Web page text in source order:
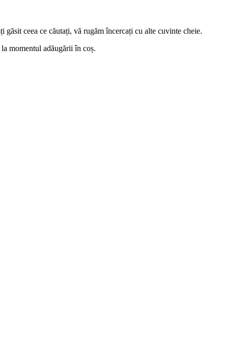
găsit ceea ce căutați, vă rugăm încercați cu alte cuvinte cheie.
momentul adăugării în coș.